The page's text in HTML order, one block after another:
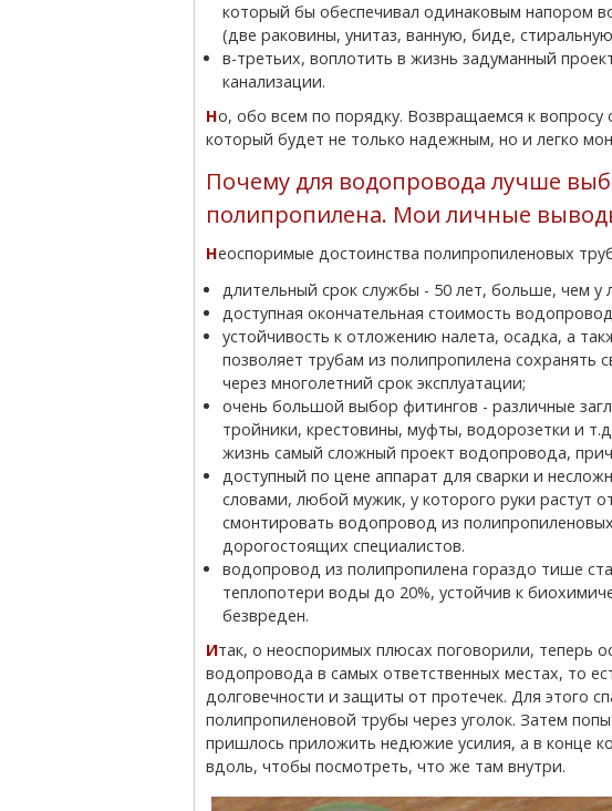
который бы обеспечивал одинаковым напором
(две раковины, унитаз, ванную, биде,
в-третьих, воплотить в жизнь задуманный
канализации.
Но, обо всем по порядку. Возвращаемся к вопросу о выборе труб для водопровода,
который будет не только надежным, но и легко
Почему для водопровода лучше
полипропилена. Мои личные
Неоспоримые достоинства полипропиленовых
длительный срок службы - 50 лет, больше, чем у
доступная окончательная стоимость
устойчивость к отложению налета, осадка, а
позволяет трубам из полипропилена сохранять
через многолетний срок эксплуатации;
очень большой выбор фитингов - различные
тройники, крестовины, муфты, водорозетки и
жизнь самый сложный проект водопровода,
доступный по цене аппарат для сварки и
словами, любой мужик, у которого руки растут
смонтировать водопровод из
дорогостоящих специалистов.
водопровод из полипропилена гораздо тише
теплопотери воды до 20%, устойчив к
безвреден.
Итак, о неоспоримых плюсах поговорили, теперь осталось проверить надежность
водопровода в самых ответственных местах, то
долговечности и защиты от протечек. Для этого
полипропиленовой трубы через уголок. Затем
пришлось приложить недюжие усилия, а в конце
вдоль, чтобы посмотреть, что же там внутри.